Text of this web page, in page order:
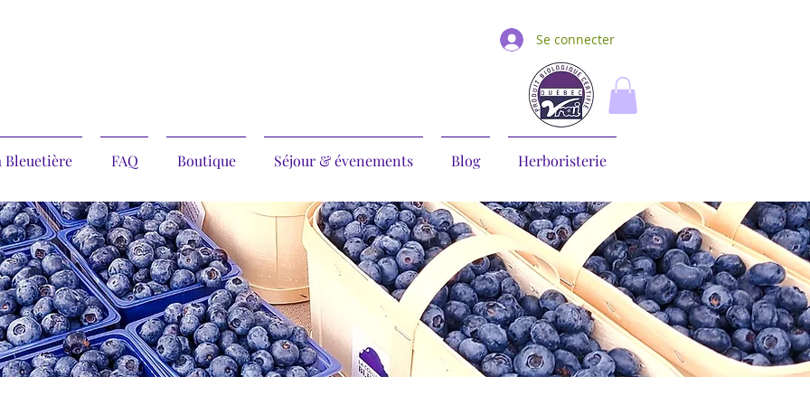
Se connecter
Bleuetière FAQ Boutique Séjour & évenements Blog Herboristerie